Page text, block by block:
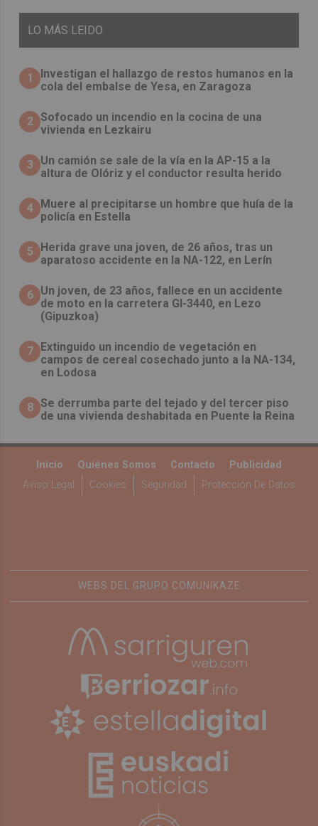
LO MÁS LEIDO
1
Investigan el hallazgo de restos humanos en la
cola del embalse de Yesa, en Zaragoza
2 Sofocado un incendio en la cocina de una
vivienda en Lezkairu
3
Un camión se sale de la vía en la AP-15 a la
altura de Olóriz y el conductor resulta herido
4 Muere al precipitarse un hombre que huía de la
policía en Estella
5
Herida grave una joven, de 26 años, tras un
aparatoso accidente en la NA-122, en Lerín
6 Un joven, de 23 años, fallece en un accidente
de moto en la carretera GI-3440, en Lezo
(Gipuzkoa)
7 Extinguido un incendio de vegetación en
campos de cereal cosechado junto a la NA-134,
en Lodosa
8 Se derrumba parte del tejado y del tercer piso
de una vivienda deshabitada en Puente la Reina
Inicio Quiénes Somos Contacto
Publicidad
Aviso Legal
Cookies Seguridad Protección De Datos
WEBS DEL GRUPO COMUNIKAZE